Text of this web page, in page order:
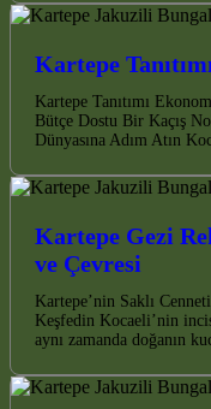
Kartepe
Kartepe Tanıtımı
Bütçe Dostu Bir Kaçış
Dünyasına Adım Atın
Kartepe Gezi
ve Çevresi
Kartepe’nin Saklı
Keşfedin Kocaeli’nin
aynı zamanda doğanın